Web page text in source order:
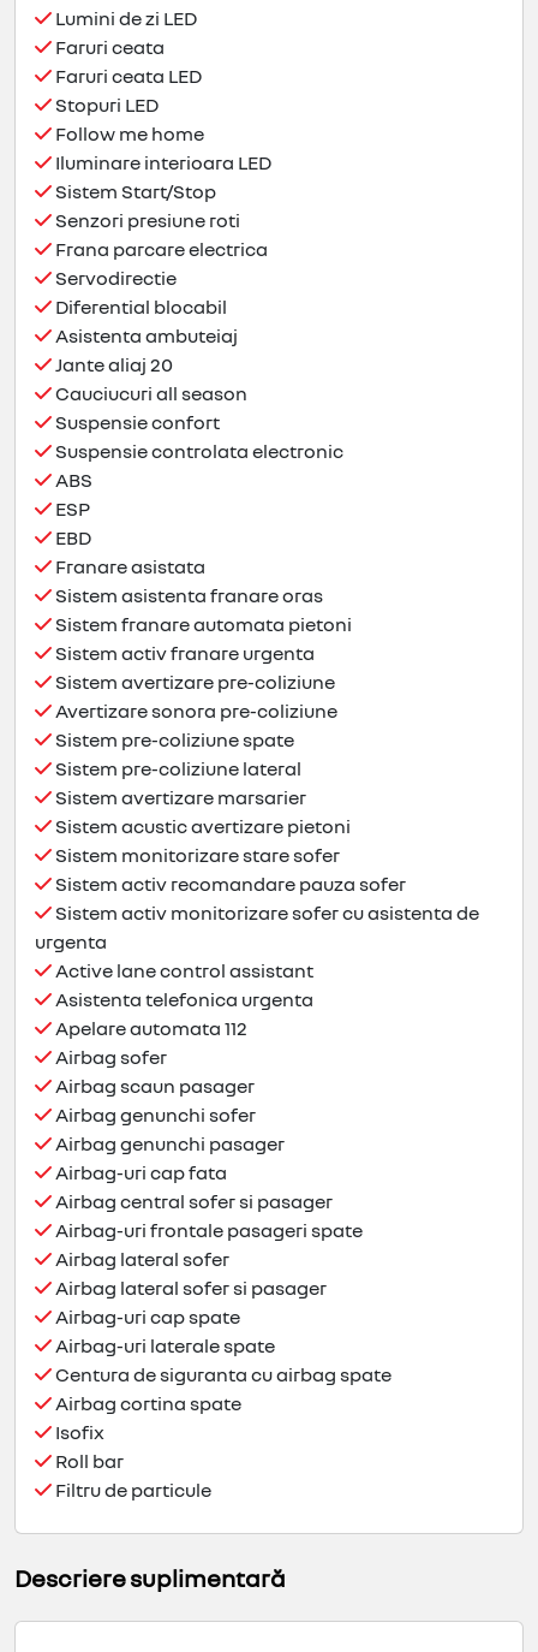
Lumini de zi LED
Faruri ceata
Faruri ceata LED
Stopuri LED
Follow me home
Iluminare interioara LED
Sistem Start/Stop
Senzori presiune roti
Frana parcare electrica
Servodirectie
Diferential blocabil
Asistenta ambuteiaj
Jante aliaj 20
Cauciucuri all season
Suspensie confort
Suspensie controlata electronic
ABS
ESP
EBD
Franare asistata
Sistem asistenta franare oras
Sistem franare automata pietoni
Sistem activ franare urgenta
Sistem avertizare pre-coliziune
Avertizare sonora pre-coliziune
Sistem pre-coliziune spate
Sistem pre-coliziune lateral
Sistem avertizare marsarier
Sistem acustic avertizare pietoni
Sistem monitorizare stare sofer
Sistem activ recomandare pauza sofer
Sistem activ monitorizare sofer cu asistenta de
urgenta
Active lane control assistant
Asistenta telefonica urgenta
Apelare automata 112
Airbag sofer
Airbag scaun pasager
Airbag genunchi sofer
Airbag genunchi pasager
Airbag-uri cap fata
Airbag central sofer si pasager
Airbag-uri frontale pasageri spate
Airbag lateral sofer
Airbag lateral sofer si pasager
Airbag-uri cap spate
Airbag-uri laterale spate
Centura de siguranta cu airbag spate
Airbag cortina spate
Isofix
Roll bar
Filtru de particule
Descriere suplimentară